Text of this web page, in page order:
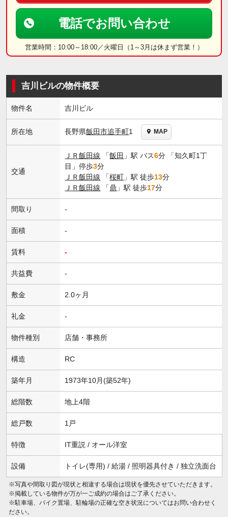
電話でお問い合わせ
営業時間：10:00～18:00／火曜日（1～3月は休まず営業！）
吉川ビルの物件概要
物件名 吉川ビル
所在地 長野県飯田市追手町1 MAP
交通
ＪＲ飯田線 「飯田 」駅 バス6分 「知久町1丁
目」停歩3分
ＪＲ飯田線 「桜町 」駅 徒歩13分
ＪＲ飯田線 「鼎 」駅 徒歩17分
間取り -
面積 -
賃料 -
共益費 -
敷金 2.0ヶ月
礼金 -
物件種別 店舗・事務所
構造 RC
築年月 1973年10月(築52年)
総階数 地上4階
総戸数 1戸
特徴 IT重説 / オール洋室
設備 トイレ(専用) / 給湯 / 照明器具付き / 独立洗面台
※写真や間取り図が現状と相違する場合は現状を優先させていただきます。
※掲載している物件が万が一ご成約の場合はご了承ください。
※駐車場、バイク置場、駐輪場の正確な空き状況についてはお問い合わせく
ださい。